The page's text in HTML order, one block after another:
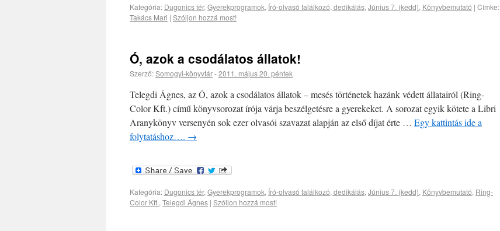
Kategória: Dugonics tér, Gyerekprogramok, Író-olvasó találkozó, dedikálás, Június 7. (kedd), Könyvbemutató | Címke:
Takács Mari | Szóljon hozzá most!
Ó, azok a csodálatos állatok!
Szerző:Somogyi-könyvtár-2011. május 20. péntek
Telegdi Ágnes, az Ó, azok a csodálatos állatok – mesés történetek hazánk védett állatairól (Ring-
Color Kft.) című könyvsorozat írója várja beszélgetésre a gyerekeket. A sorozat egyik kötete a Libri
Aranykönyv versenyén sok ezer olvasói szavazat alapján az első díjat érte … Egy kattintás ide a
folytatáshoz…. →
Kategória: Dugonics tér,Gyerekprogramok, Író-olvasó találkozó, dedikálás,Június 7. (kedd), Könyvbemutató, Ring-
Color Kft.,Telegdi Ágnes | Szóljon hozzá most!